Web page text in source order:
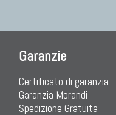
Garanzie
Certificato di garanzia
Garanzia Morandi
Spedizione Gratuita